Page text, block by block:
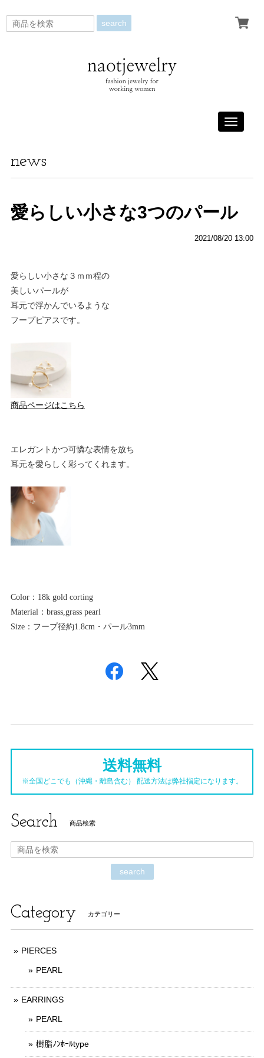
search
Toggle
news
愛らしい小さな3つのパール
2021/08/20 13:00
愛らしい小さな３ｍｍ程の
美しいパールが
耳元で浮かんでいるような
フープピアスです。
商品ページはこちら
エレガントかつ可憐な表情を放ち
耳元を愛らしく彩ってくれます。
Color：18k gold corting
Material：brass,grass pearl
Size：フープ径約1.8cm・パール3mm
送料無料
※全国どこでも（沖縄・離島含む） 配送方法は弊社指定になります。
Search 商品検索
search
Category カテゴリー
PIERCES
PEARL
EARRINGS
PEARL
樹脂ﾉﾝﾎｰﾙtype